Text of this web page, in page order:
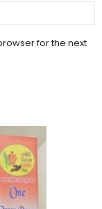
for the next